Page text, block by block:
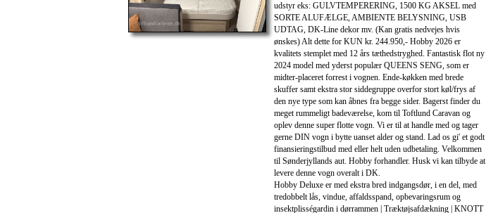
udstyr eks: GULVTEMPERERING, 1500 KG AKSEL med
SORTE ALUFÆLGE, AMBIENTE BELYSNING, USB
UDTAG, DK-Line dekor mv. (Kan gratis nedvejes hvis
ønskes) Alt dette for KUN kr. 244.950,- Hobby 2026 er
kvalitets stemplet med 12 års tæthedstryghed. Fantastisk flot ny
2024 model med yderst populær QUEENS SENG, som er
midter-placeret forrest i vognen. Ende-køkken med brede
skuffer samt ekstra stor siddegruppe overfor stort køl/frys af
den nye type som kan åbnes fra begge sider. Bagerst finder du
meget rummeligt badeværelse, kom til Toftlund Caravan og
oplev denne super flotte vogn. Vi er til at handle med og tager
gerne DIN vogn i bytte uanset alder og stand. Lad os gi' et godt
finansieringstilbud med eller helt uden udbetaling. Velkommen
til Sønderjyllands aut. Hobby forhandler. Husk vi kan tilbyde at
levere denne vogn overalt i DK.
Hobby Deluxe er med ekstra bred indgangsdør, i en del, med
tredobbelt lås, vindue, affaldsspand, opbevaringsrum og
insektplisségardin i dørrammen | Træktøjsafdækning | KNOTT